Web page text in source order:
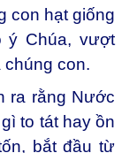
con hạt giống
ý Chúa, vượt
chúng con.
ra rằng Nước
to tát hay ồn
bắt đầu từ